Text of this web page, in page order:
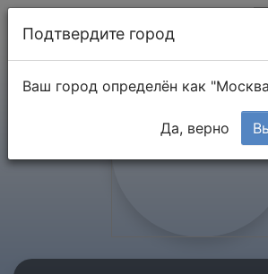
Подтвердите город
Ваш город определён как
Да, верно